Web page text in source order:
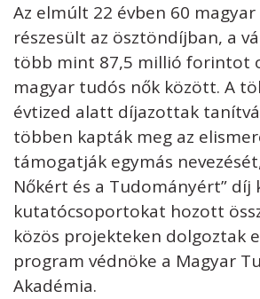
Az elmúlt 22 évben 60
részesült az ösztöndíjban, a
több mint 87,5 millió forintot
magyar tudós nők között. A
évtized alatt díjazottak
többen kapták meg az
támogatják egymás
Nőkért és a Tudományért”
kutatócsoportokat hozott
közös projekteken dolgoztak
program védnöke a Magyar
Akadémia.